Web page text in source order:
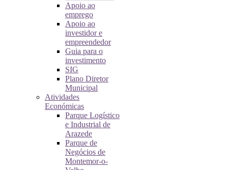
Apoio ao
emprego
Apoio ao
investidor e
empreendedor
Guia para o
investimento
SIG
Plano Diretor
Municipal
Atividades
Económicas
Parque Logístico
e Industrial de
Arazede
Parque de
Negócios de
Montemor-o-